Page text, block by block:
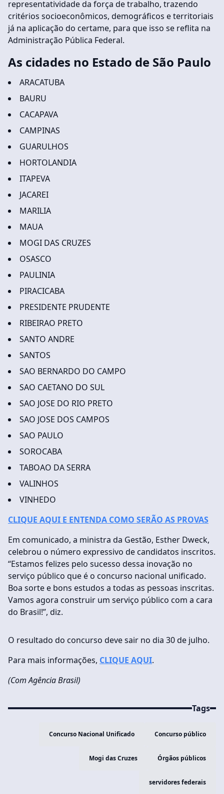
representatividade da força de trabalho, trazendo
critérios socioeconômicos, demográficos e territoriais
já na aplicação do certame, para que isso se reflita na
Administração Pública Federal.
As cidades no Estado de São Paulo
ARACATUBA
BAURU
CACAPAVA
CAMPINAS
GUARULHOS
HORTOLANDIA
ITAPEVA
JACAREI
MARILIA
MAUA
MOGI DAS CRUZES
OSASCO
PAULINIA
PIRACICABA
PRESIDENTE PRUDENTE
RIBEIRAO PRETO
SANTO ANDRE
SANTOS
SAO BERNARDO DO CAMPO
SAO CAETANO DO SUL
SAO JOSE DO RIO PRETO
SAO JOSE DOS CAMPOS
SAO PAULO
SOROCABA
TABOAO DA SERRA
VALINHOS
VINHEDO
CLIQUE AQUI E ENTENDA COMO SERÃO AS PROVAS
Em comunicado, a ministra da Gestão, Esther Dweck,
celebrou o número expressivo de candidatos inscritos.
“Estamos felizes pelo sucesso dessa inovação no
serviço público que é o concurso nacional unificado.
Boa sorte e bons estudos a todas as pessoas inscritas.
Vamos agora construir um serviço público com a cara
do Brasil!”, diz.
O resultado do concurso deve sair no dia 30 de julho.
Para mais informações, CLIQUE AQUI.
(Com Agência Brasil)
Tags
Concurso Nacional Unificado Concurso público
Mogi das Cruzes Órgãos públicos
servidores federais